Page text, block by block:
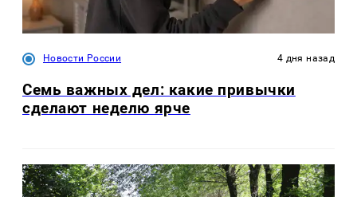
Новости России 4 дня назад
Семь важных дел: какие привычки
сделают неделю ярче